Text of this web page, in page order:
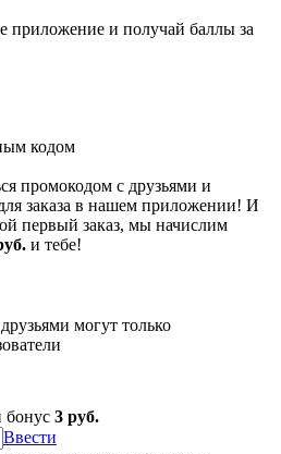
приложение и получай баллы за
кодом
промокодом с друзьями и
заказа в нашем приложении! И
первый заказ, мы начислим
и тебе!
могут только
бонус 3 руб.
Ввести